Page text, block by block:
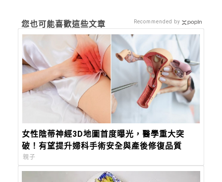
您也可能喜歡這些文章
女性陰蒂神經3D地圖首度曝光，醫學重大突
破！有望提升婦科手術安全與產後修復品質
親子
Recommended by